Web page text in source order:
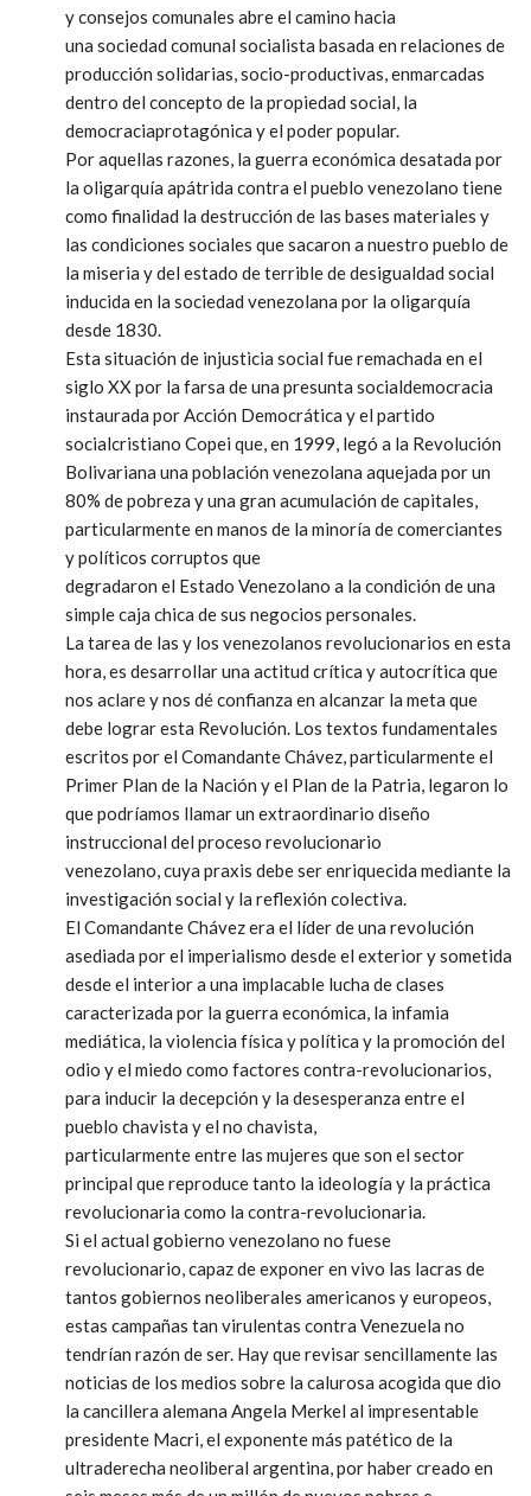
y consejos comunales abre el camino hacia
una sociedad comunal socialista basada en relaciones de
producción solidarias, socio-productivas, enmarcadas
dentro del concepto de la propiedad social, la
democraciaprotagónica y el poder popular.
Por aquellas razones, la guerra económica desatada por
la oligarquía apátrida contra el pueblo venezolano tiene
como finalidad la destrucción de las bases materiales y
las condiciones sociales que sacaron a nuestro pueblo de
la miseria y del estado de terrible de desigualdad social
inducida en la sociedad venezolana por la oligarquía
desde 1830.
Esta situación de injusticia social fue remachada en el
siglo XX por la farsa de una presunta socialdemocracia
instaurada por Acción Democrática y el partido
socialcristiano Copei que, en 1999, legó a la Revolución
Bolivariana una población venezolana aquejada por un
80% de pobreza y una gran acumulación de capitales,
particularmente en manos de la minoría de comerciantes
y políticos corruptos que
degradaron el Estado Venezolano a la condición de una
simple caja chica de sus negocios personales.
La tarea de las y los venezolanos revolucionarios en esta
hora, es desarrollar una actitud crítica y autocrítica que
nos aclare y nos dé confianza en alcanzar la meta que
debe lograr esta Revolución. Los textos fundamentales
escritos por el Comandante Chávez, particularmente el
Primer Plan de la Nación y el Plan de la Patria, legaron lo
que podríamos llamar un extraordinario diseño
instruccional del proceso revolucionario
venezolano, cuya praxis debe ser enriquecida mediante la
investigación social y la reflexión colectiva.
El Comandante Chávez era el líder de una revolución
asediada por el imperialismo desde el exterior y sometida
desde el interior a una implacable lucha de clases
caracterizada por la guerra económica, la infamia
mediática, la violencia física y política y la promoción del
odio y el miedo como factores contra-revolucionarios,
para inducir la decepción y la desesperanza entre el
pueblo chavista y el no chavista,
particularmente entre las mujeres que son el sector
principal que reproduce tanto la ideología y la práctica
revolucionaria como la contra-revolucionaria.
Si el actual gobierno venezolano no fuese
revolucionario, capaz de exponer en vivo las lacras de
tantos gobiernos neoliberales americanos y europeos,
estas campañas tan virulentas contra Venezuela no
tendrían razón de ser. Hay que revisar sencillamente las
noticias de los medios sobre la calurosa acogida que dio
la cancillera alemana Angela Merkel al impresentable
presidente Macri, el exponente más patético de la
ultraderecha neoliberal argentina, por haber creado en